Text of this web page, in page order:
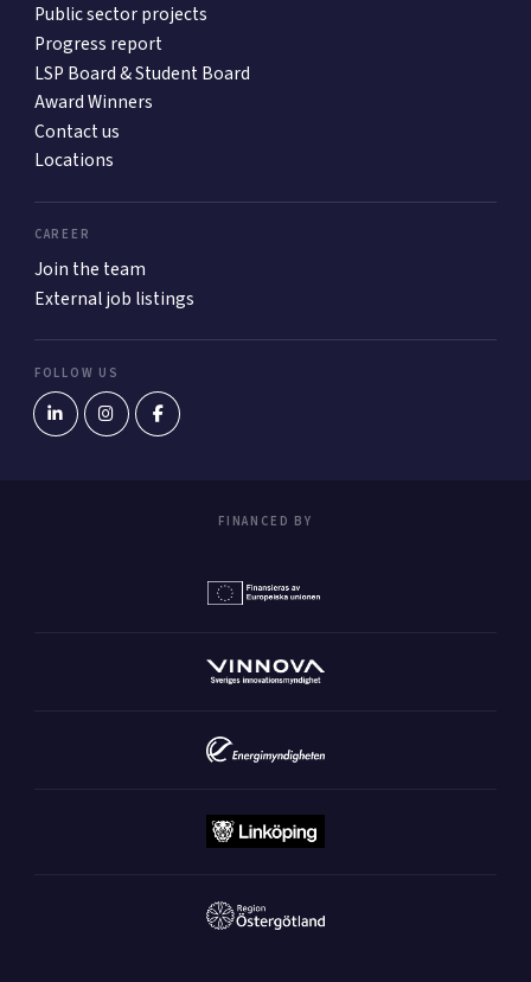
Public sector projects
Progress report
LSP Board & Student Board
Award Winners
Contact us
Locations
CAREER
Join the team
External job listings
FOLLOW US
FINANCED BY